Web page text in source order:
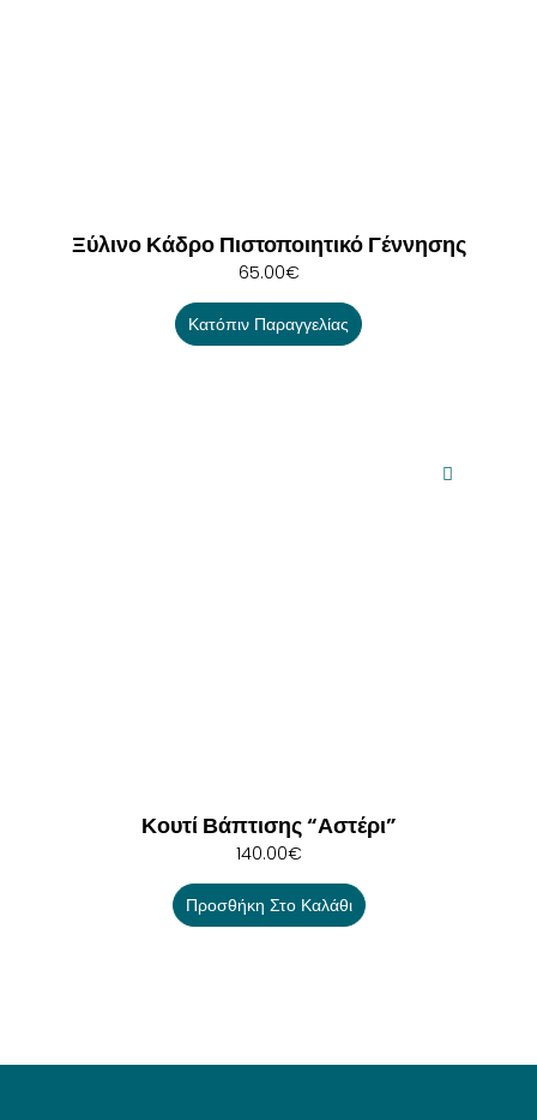
Ξύλινο Κάδρο Πιστοποιητικό Γέννησης
65.00€
Κατόπιν Παραγγελίας
Κουτί Βάπτισης “Αστέρι”
140.00€
Προσθήκη Στο Καλάθι